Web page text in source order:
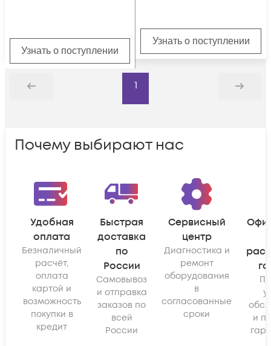
Узнать о поступлении
Узнать о поступлении
Назад
1
Дальше
Почему выбирают нас
Удобная
оплата
Безналичный
расчёт,
оплата
картой и
возможность
покупки в
кредит
Быстрая
доставка
по
России
Самовывоз
и отправка
заказов по
всей
России
Сервисный
центр
Диагностика и
ремонт
оборудования
в
согласованные
сроки
и